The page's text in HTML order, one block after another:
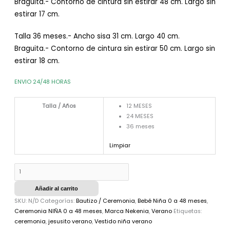
estirar 17 cm.
Talla 36 meses.- Ancho sisa 31 cm. Largo 40 cm.
Braguita.- Contorno de cintura sin estirar 50 cm. Largo sin
estirar 18 cm.
ENVIO 24/48 HORAS
Talla / Años
12 MESES
24 MESES
36 meses
Limpiar
Añadir al carrito
SKU: N/D Categorías: Bautizo / Ceremonia, Bebé Niña 0 a 48 meses,
Ceremonia NIÑA 0 a 48 meses, Marca Nekenia, Verano Etiquetas:
ceremonia, jesusito verano, Vestido niña verano